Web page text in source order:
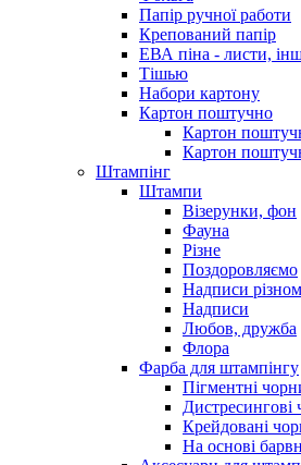
Папір ручної работи
Крепований папір
ЕВА піна - листи,
Тішью
Набори картону
Картон поштучно
Картон
Картон
Штампінг
Штампи
Візерунки, фон
Фауна
Різне
Поздоровляємо
Надписи
Надписи
Любов, дружба
Флора
Фарба для штампінгу
Пігментні
Дистресингові
Крейдовані
На основі